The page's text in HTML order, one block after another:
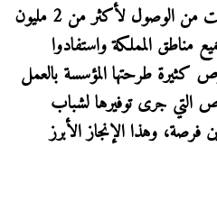
وبينت منكو أن المؤسسة تمكنت من الوصول لأكثر من 2 مليون
مناطق المملكة واستفادوا
كثيرة طرحتها المؤسسة بالعمل
التي جرى توفيرها لشباب
تجاوز 3 ملايين فرصة، وهذا الإنجاز الأبرز